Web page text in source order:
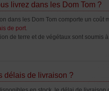
livrez dans les Dom Tom ?
dans les Dom Tom comporte un coût
de port.
de terre et de végétaux sont soumis
délais de livraison ?